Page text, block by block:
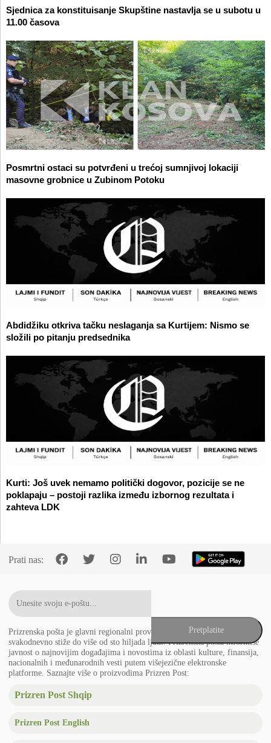
Sjednica za konstituisanje Skupštine nastavlja se u subotu u
11.00 časova
Posmrtni ostaci su potvrđeni u trećoj sumnjivoj lokaciji
masovne grobnice u Zubinom Potoku
Abdidžiku otkriva tačku neslaganja sa Kurtijem: Nismo se
složili po pitanju predsednika
Kurti: Još uvek nemamo politički dogovor, pozicije se ne
poklapaju – postoji razlika između izbornog rezultata i
zahteva LDK
Prati nas:
Prizrenska pošta je glavni regionalni provajder vesti na Balkanu koji
svakodnevno stiže do više od sto hiljada ljudi. Prizrenska pošta informiše
javnost o najnovijim događajima i novostima iz oblasti kulture, finansija,
nacionalnih i međunarodnih vesti putem višejezične elektronske
platforme. Saznajte više o proizvodima Prizren Post:
Prizren Post Shqip
Prizren Post English